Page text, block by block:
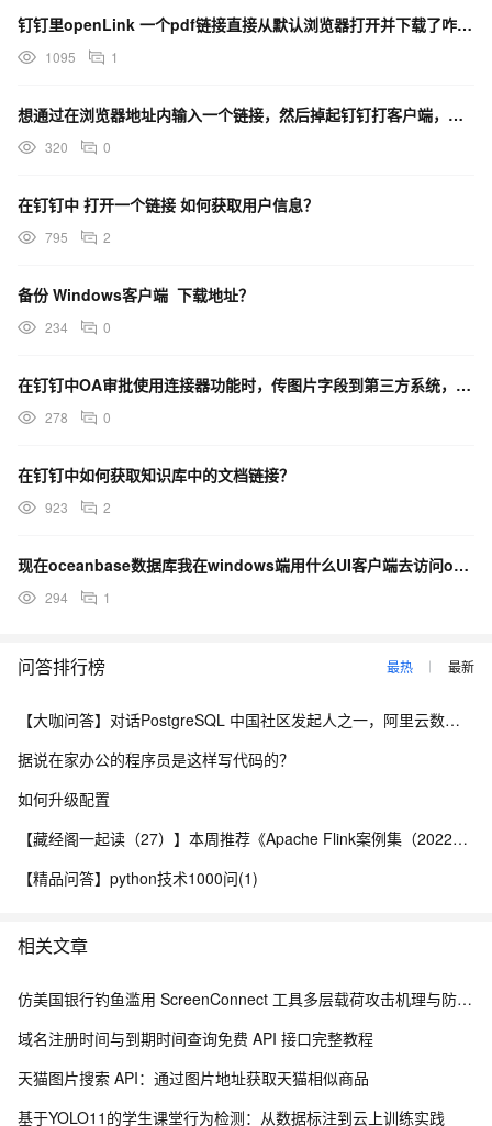
钉钉里openLink 一个pdf链接直接从默认浏览器打开并下载了咋回事?
1095 1
想通过在浏览器地址内输入一个链接，然后掉起钉钉打客户端，跳转到对应的审批单进行查看，有这种链接吗？
320 0
在钉钉中 打开一个链接 如何获取用户信息？
795 2
备份 Windows客户端 下载地址？
234 0
在钉钉中OA审批使用连接器功能时，传图片字段到第三方系统，得到了这样的数据怎么处理成可以访问的链接？
278 0
在钉钉中如何获取知识库中的文档链接？
923 2
现在oceanbase数据库我在windows端用什么UI客户端去访问oceanBase数据库？
294 1
问答排行榜 最热 最新
【大咖问答】对话PostgreSQL 中国社区发起人之一，阿里云数据库高级专家 德哥
据说在家办公的程序员是这样写代码的？
如何升级配置
【藏经阁一起读（27）】本周推荐《Apache Flink案例集（2022版）》，你有哪些心得？
【精品问答】python技术1000问(1)
相关文章
仿美国银行钓鱼滥用 ScreenConnect 工具多层载荷攻击机理与防御体系研究
域名注册时间与到期时间查询免费 API 接口完整教程
天猫图片搜索 API：通过图片地址获取天猫相似商品
基于YOLO11的学生课堂行为检测：从数据标注到云上训练实践